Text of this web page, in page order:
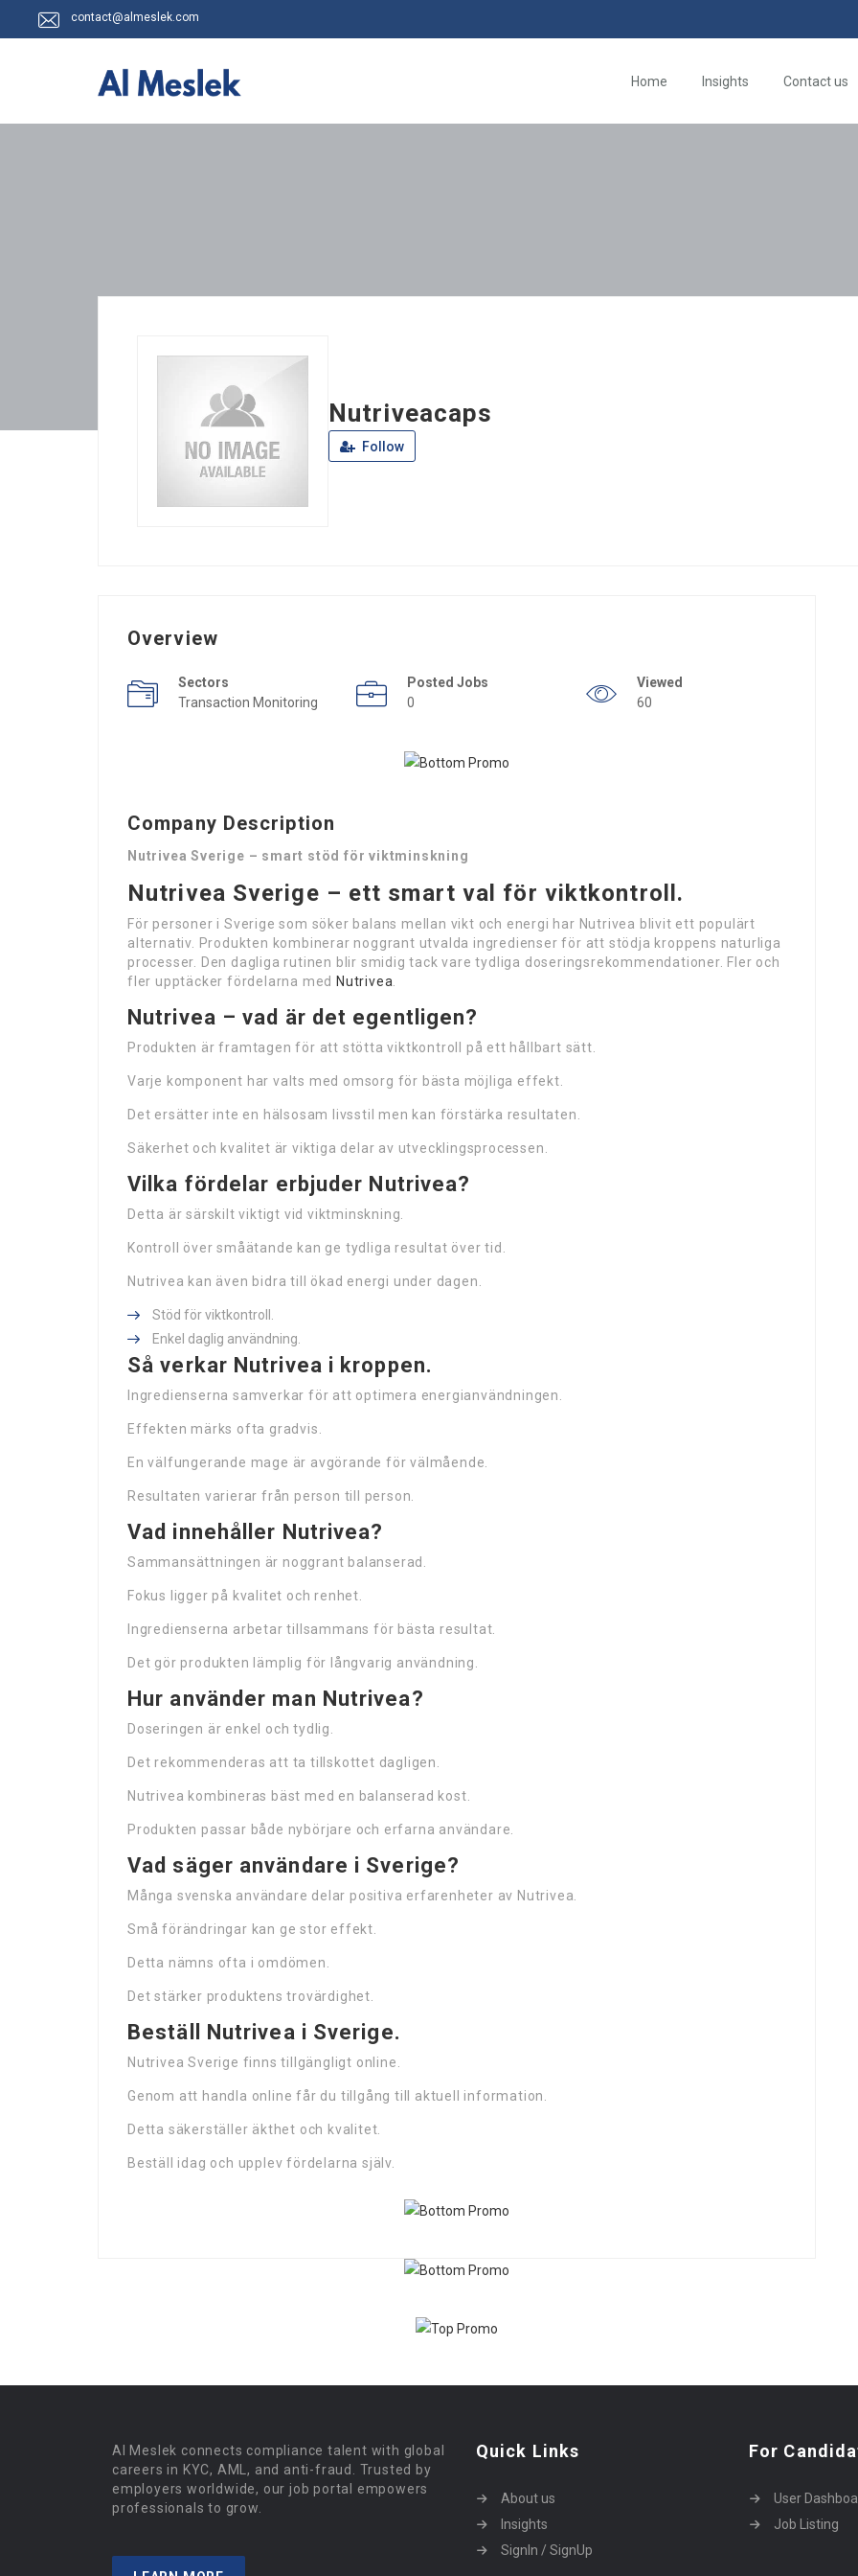
contact@almeslek.com
Home Insights Contact us
Nutriveacaps
Follow
Overview
Sectors
Transaction Monitoring
Posted Jobs
0
Viewed
60
Company Description
Nutrivea Sverige – smart stöd för viktminskning
Nutrivea Sverige – ett smart val för viktkontroll.
För personer i Sverige som söker balans mellan vikt och energi har Nutrivea blivit ett populärt
alternativ. Produkten kombinerar noggrant utvalda ingredienser för att stödja kroppens naturliga
processer. Den dagliga rutinen blir smidig tack vare tydliga doseringsrekommendationer. Fler och
fler upptäcker fördelarna med Nutrivea
Nutrivea – vad är det egentligen?
Produkten är framtagen för att stötta viktkontroll på ett hållbart sätt.
Varje komponent har valts med omsorg för bästa möjliga effekt.
Det ersätter inte en hälsosam livsstil men kan förstärka resultaten.
Säkerhet och kvalitet är viktiga delar av utvecklingsprocessen.
Vilka fördelar erbjuder Nutrivea?
Detta är särskilt viktigt vid viktminskning.
Kontroll över småätande kan ge tydliga resultat över tid.
Nutrivea kan även bidra till ökad energi under dagen.
Stöd för viktkontroll.
Enkel daglig användning.
Så verkar Nutrivea i kroppen.
Ingredienserna samverkar för att optimera energianvändningen.
Effekten märks ofta gradvis.
En välfungerande mage är avgörande för välmående.
Resultaten varierar från person till person.
Vad innehåller Nutrivea?
Sammansättningen är noggrant balanserad.
Fokus ligger på kvalitet och renhet.
Ingredienserna arbetar tillsammans för bästa resultat.
Det gör produkten lämplig för långvarig användning.
Hur använder man Nutrivea?
Doseringen är enkel och tydlig.
Det rekommenderas att ta tillskottet dagligen.
Nutrivea kombineras bäst med en balanserad kost.
Produkten passar både nybörjare och erfarna användare.
Vad säger användare i Sverige?
Många svenska användare delar positiva erfarenheter av Nutrivea.
Små förändringar kan ge stor effekt.
Detta nämns ofta i omdömen.
Det stärker produktens trovärdighet.
Beställ Nutrivea i Sverige.
Nutrivea Sverige finns tillgängligt online.
Genom att handla online får du tillgång till aktuell information.
Detta säkerställer äkthet och kvalitet.
Beställ idag och upplev fördelarna själv.
Al Meslek connects compliance talent with global
careers in KYC, AML, and anti-fraud. Trusted by
employers worldwide, our job portal empowers
professionals to grow.
Quick Links
About us
Insights
SignIn / SignUp
For
User
Job Listing